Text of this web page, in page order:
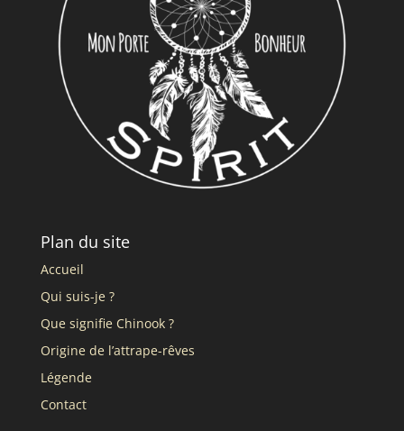
Plan du site
Accueil
Qui suis-je ?
Que signifie Chinook ?
Origine de l’attrape-rêves
Légende
Contact